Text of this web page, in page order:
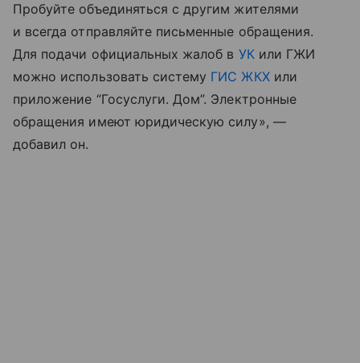
Пробуйте объединяться с другим жителями
и всегда отправляйте письменные обращения.
Для подачи официальных жалоб в УКили ГЖИ
можно использовать систему ГИС ЖКХили
приложение “Госуслуги. Дом”. Электронные
обращения имеют юридическую силу», —
добавил он.